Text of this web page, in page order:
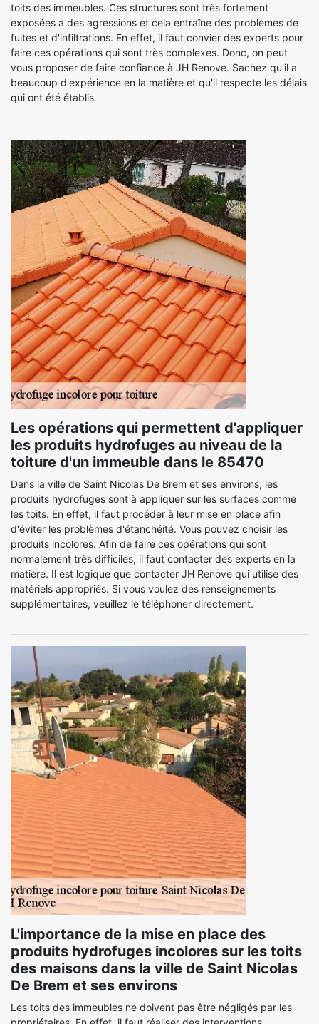
toits des immeubles. Ces structures sont très fortement
exposées à des agressions et cela entraîne des problèmes de
fuites et d'infiltrations. En effet, il faut convier des experts pour
faire ces opérations qui sont très complexes. Donc, on peut
vous proposer de faire confiance à JH Renove. Sachez qu'il a
beaucoup d'expérience en la matière et qu'il respecte les délais
qui ont été établis.
Les opérations qui permettent d'appliquer
les produits hydrofuges au niveau de la
toiture d'un immeuble dans le 85470
Dans la ville de Saint Nicolas De Brem et ses environs, les
produits hydrofuges sont à appliquer sur les surfaces comme
les toits. En effet, il faut procéder à leur mise en place afin
d'éviter les problèmes d'étanchéité. Vous pouvez choisir les
produits incolores. Afin de faire ces opérations qui sont
normalement très difficiles, il faut contacter des experts en la
matière. Il est logique que contacter JH Renove qui utilise des
matériels appropriés. Si vous voulez des renseignements
supplémentaires, veuillez le téléphoner directement.
L'importance de la mise en place des
produits hydrofuges incolores sur les toits
des maisons dans la ville de Saint Nicolas
De Brem et ses environs
Les toits des immeubles ne doivent pas être négligés par les